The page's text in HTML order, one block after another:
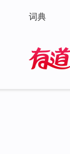
词典